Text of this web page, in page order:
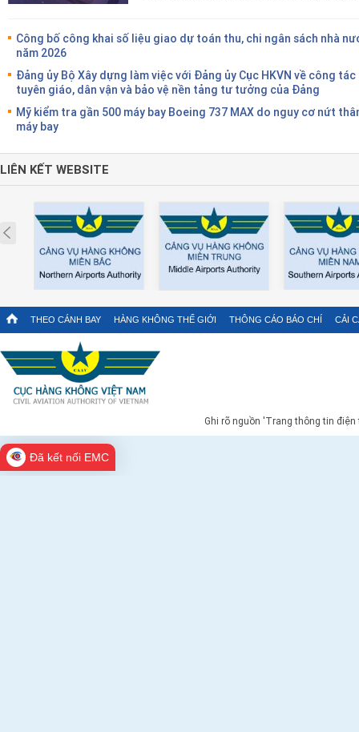
Công bố công khai số liệu giao dự toán thu, chi ngân sách nhà
năm 2026
Đảng ủy Bộ Xây dựng làm việc với Đảng ủy Cục HKVN về công tác
tuyên giáo, dân vận và bảo vệ nền tảng tư tưởng của Đảng
Mỹ kiểm tra gần 500 máy bay Boeing 737 MAX do nguy cơ nứt
máy bay
LIÊN KẾT WEBSITE
Prev
THEO CÁNH BAY HÀNG KHÔNG THẾ GIỚI THÔNG CÁO BÁO CHÍ CẢI
Ghi rõ nguồn 'Trang thông tin
Đã kết nối EMC